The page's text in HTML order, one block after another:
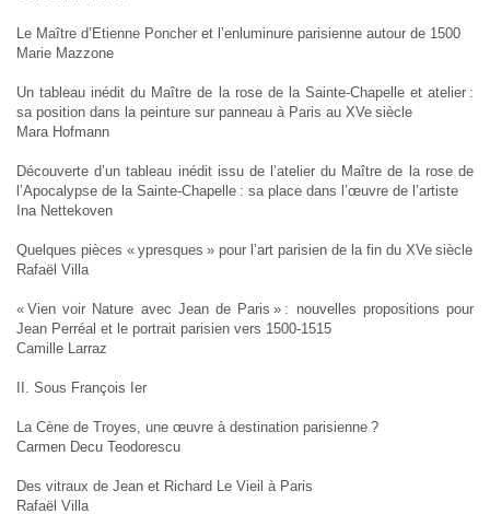
Le Maître d’Etienne Poncher et l’enluminure parisienne autour de 1500
Marie Mazzone
Un tableau inédit du Maître de la rose de la Sainte-Chapelle et atelier :
sa position dans la peinture sur panneau à Paris au XVe siècle
Mara Hofmann
Découverte d’un tableau inédit issu de l’atelier du Maître de la rose de
l’Apocalypse de la Sainte-Chapelle : sa place dans l’œuvre de l’artiste
Ina Nettekoven
Quelques pièces « ypresques » pour l’art parisien de la fin du XVe siècle
Rafaël Villa
« Vien voir Nature avec Jean de Paris » : nouvelles propositions pour
Jean Perréal et le portrait parisien vers 1500-1515
Camille Larraz
II. Sous François Ier
La Cène de Troyes, une œuvre à destination parisienne ?
Carmen Decu Teodorescu
Des vitraux de Jean et Richard Le Vieil à Paris
Rafaël Villa